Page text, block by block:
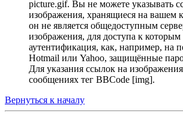
picture.gif. Вы не можете указывать
изображения, хранящиеся на вашем
он не является общедоступным
изображения, для доступа к которым
аутентификация, как, например, на
Hotmail или Yahoo, защищённые
Для указания ссылок на
сообщениях тег BBCode [img].
Вернуться к началу